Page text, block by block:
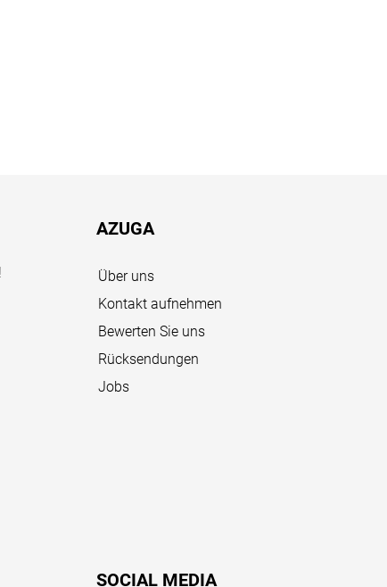
AZUGA
Über uns
Kontakt aufnehmen
Bewerten Sie uns
Rücksendungen
Jobs
SOCIAL MEDIA